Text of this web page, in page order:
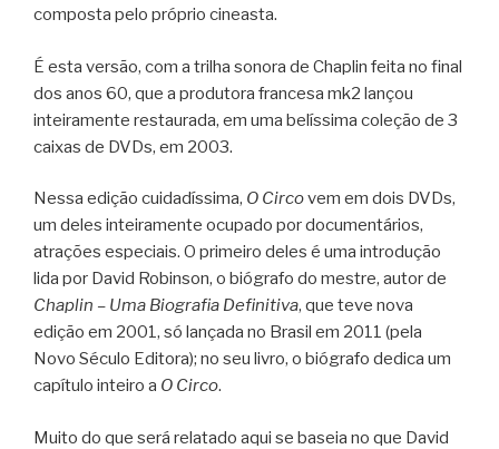
composta pelo próprio cineasta.
É esta versão, com a trilha sonora de Chaplin feita no final
dos anos 60, que a produtora francesa mk2 lançou
inteiramente restaurada, em uma belíssima coleção de 3
caixas de DVDs, em 2003.
Nessa edição cuidadíssima, O Circovem em dois DVDs,
um deles inteiramente ocupado por documentários,
atrações especiais. O primeiro deles é uma introdução
lida por David Robinson, o biógrafo do mestre, autor de
Chaplin – Uma Biografia Definitiva, que teve nova
edição em 2001, só lançada no Brasil em 2011 (pela
Novo Século Editora); no seu livro, o biógrafo dedica um
capítulo inteiro a O Circo.
Muito do que será relatado aqui se baseia no que David